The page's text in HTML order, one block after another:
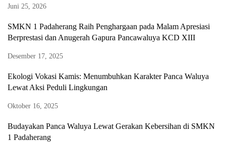
Juni 25, 2026
SMKN 1 Padaherang Raih Penghargaan pada Malam Apresiasi
Berprestasi dan Anugerah Gapura Pancawaluya KCD XIII
Desember 17, 2025
Ekologi Vokasi Kamis: Menumbuhkan Karakter Panca Waluya
Lewat Aksi Peduli Lingkungan
Oktober 16, 2025
Budayakan Panca Waluya Lewat Gerakan Kebersihan di SMKN
1 Padaherang